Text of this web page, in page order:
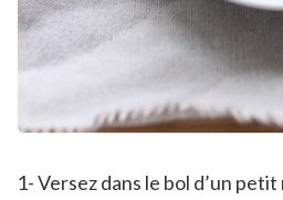
1- Versez dans le bol d’un